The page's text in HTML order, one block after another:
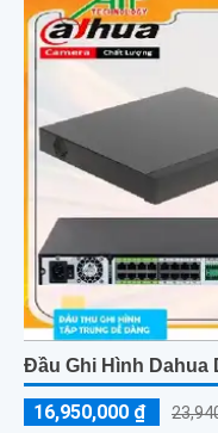
Đầu Ghi Hình Dahua
16,950,000 ₫